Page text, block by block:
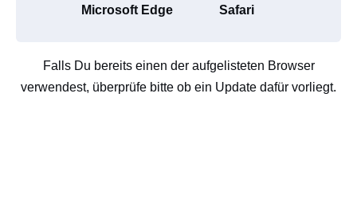
Microsoft Edge Safari
Falls Du bereits einen der aufgelisteten Browser
verwendest, überprüfe bitte ob ein Update dafür vorliegt.